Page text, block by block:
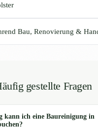
Bau, Renovierung &
gestellte Fragen
kann ich eine Baureinigung in